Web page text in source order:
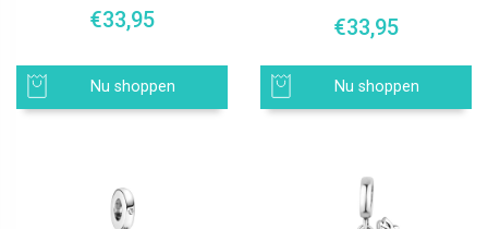
€33,95
Nu shoppen
€33,95
Nu shoppen